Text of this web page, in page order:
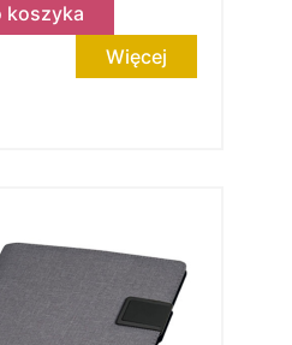
koszyka
Więcej